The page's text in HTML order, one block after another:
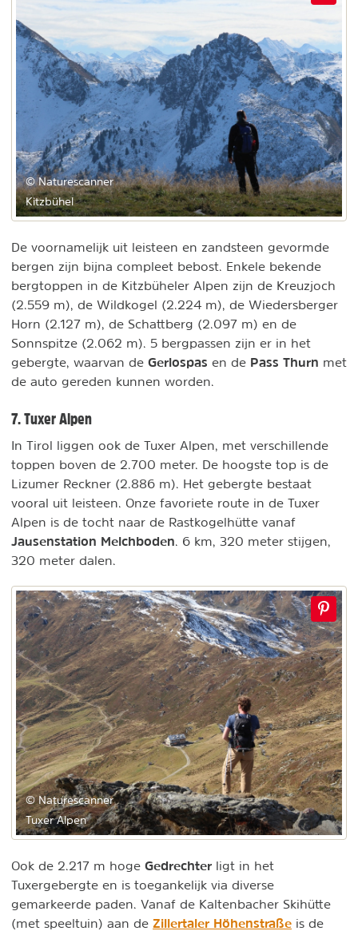
© Naturescanner
Kitzbühel
De voornamelijk uit leisteen en zandsteen gevormde
bergen zijn bijna compleet bebost. Enkele bekende
bergtoppen in de Kitzbüheler Alpen zijn de Kreuzjoch
(2.559 m), de Wildkogel (2.224 m), de Wiedersberger
Horn (2.127 m), de Schattberg (2.097 m) en de
Sonnspitze (2.062 m). 5 bergpassen zijn er in het
gebergte, waarvan de Gerlospas en de Pass Thurn met
de auto gereden kunnen worden.
7. Tuxer Alpen
In Tirol liggen ook de Tuxer Alpen, met verschillende
toppen boven de 2.700 meter. De hoogste top is de
Lizumer Reckner (2.886 m). Het gebergte bestaat
vooral uit leisteen. Onze favoriete route in de Tuxer
Alpen is de tocht naar de Rastkogelhütte vanaf
Jausenstation Melchboden . 6 km, 320 meter stijgen,
320 meter dalen.
© Naturescanner
Tuxer Alpen
Ook de 2.217 m hoge Gedrechter ligt in het
Tuxergebergte en is toegankelijk via diverse
gemarkeerde paden. Vanaf de Kaltenbacher Skihütte
(met speeltuin) aan de Zillertaler Höhenstraße is de